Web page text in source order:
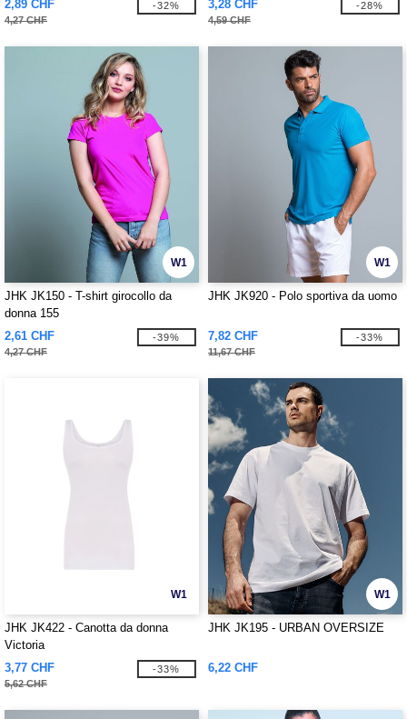
2,89 CHF
4,27 CHF
-32% 3,28 CHF
4,59 CHF
-28%
W1
JHK JK150 - T-shirt girocollo da
donna 155
2,61 CHF
4,27 CHF
-39%
W1
JHK JK920 - Polo sportiva da uomo
7,82 CHF
11,67 CHF
-33%
W1
JHK JK422 - Canotta da donna
Victoria
3,77 CHF
5,62 CHF
-33%
W1
JHK JK195 - URBAN OVERSIZE
6,22 CHF